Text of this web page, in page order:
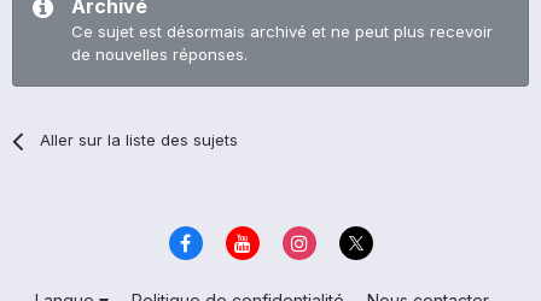
Archivé
Ce sujet est désormais archivé et ne peut plus recevoir
de nouvelles réponses.
Aller sur la liste des sujets